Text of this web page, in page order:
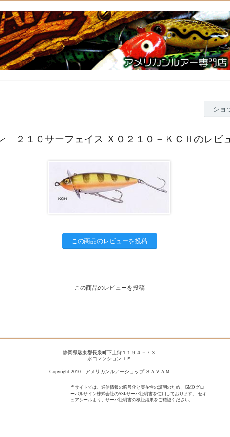
ショ
２１０サーフェイス Ｘ０２１０－ＫＣＨのレビ
この商品のレビューを投稿
この商品のレビューを投稿
静岡県駿東郡長泉町下土狩１１９４－７３
水口マンション１Ｆ
Copyright 2010 アメリカンルアーショップ ＳＡＶＡＭ
当サイトでは、通信情報の暗号化と実在性の証明のため、GMOグロ
ーバルサイン株式会社のSSLサーバ証明書を使用しております。 セキ
ュアシールより、サーバ証明書の検証結果をご確認ください。